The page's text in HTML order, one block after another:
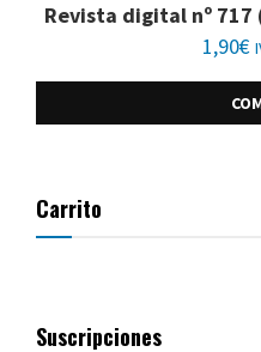
Revista digital nº 717
1,90€
Carrito
Suscripciones